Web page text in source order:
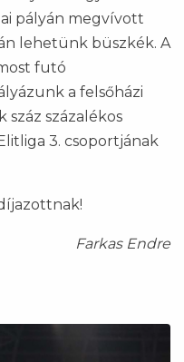
pályán megvívott
lehetünk büszkék. A
futó
a felsőházi
száz százalékos
3. csoportjának
Farkas Endre